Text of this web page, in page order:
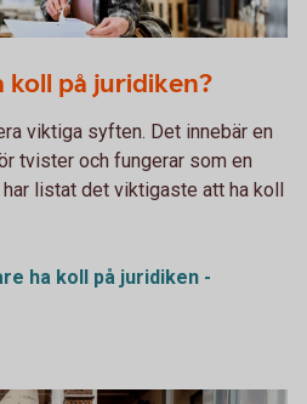
koll på juridiken?
viktiga syften. Det innebär en
tvister och fungerar som en
listat det viktigaste att ha koll
ha koll på juridiken -